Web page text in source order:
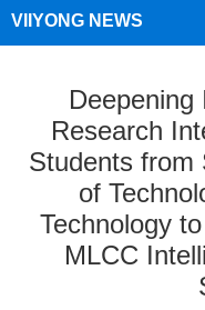
VIIYONG NEWS
Deepening
Research
Students from
of
Technology
MLCC